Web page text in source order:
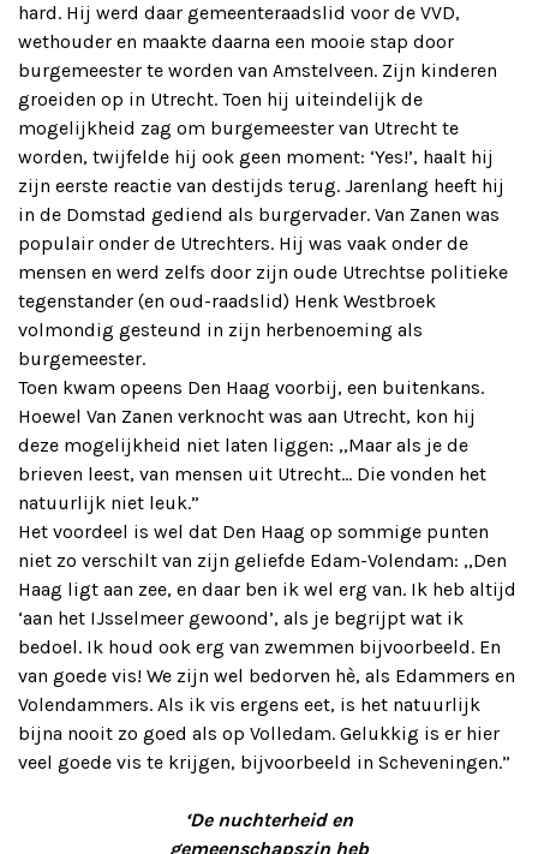
hard. Hij werd daar gemeenteraadslid voor de VVD,
wethouder en maakte daarna een mooie stap door
burgemeester te worden van Amstelveen. Zijn kinderen
groeiden op in Utrecht. Toen hij uiteindelijk de
mogelijkheid zag om burgemeester van Utrecht te
worden, twijfelde hij ook geen moment: ‘Yes!’, haalt hij
zijn eerste reactie van destijds terug. Jarenlang heeft hij
in de Domstad gediend als burgervader. Van Zanen was
populair onder de Utrechters. Hij was vaak onder de
mensen en werd zelfs door zijn oude Utrechtse politieke
tegenstander (en oud-raadslid) Henk Westbroek
volmondig gesteund in zijn herbenoeming als
burgemeester.
Toen kwam opeens Den Haag voorbij, een buitenkans.
Hoewel Van Zanen verknocht was aan Utrecht, kon hij
deze mogelijkheid niet laten liggen: ,,Maar als je de
brieven leest, van mensen uit Utrecht… Die vonden het
natuurlijk niet leuk.”
Het voordeel is wel dat Den Haag op sommige punten
niet zo verschilt van zijn geliefde Edam-Volendam: ,,Den
Haag ligt aan zee, en daar ben ik wel erg van. Ik heb altijd
‘aan het IJsselmeer gewoond’, als je begrijpt wat ik
bedoel. Ik houd ook erg van zwemmen bijvoorbeeld. En
van goede vis! We zijn wel bedorven hè, als Edammers en
Volendammers. Als ik vis ergens eet, is het natuurlijk
bijna nooit zo goed als op Volledam. Gelukkig is er hier
veel goede vis te krijgen, bijvoorbeeld in Scheveningen.”
‘De nuchterheid en
gemeenschapszin heb